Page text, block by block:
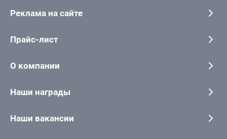
Реклама на сайте
Прайс-лист
О компании
Наши награды
Наши вакансии